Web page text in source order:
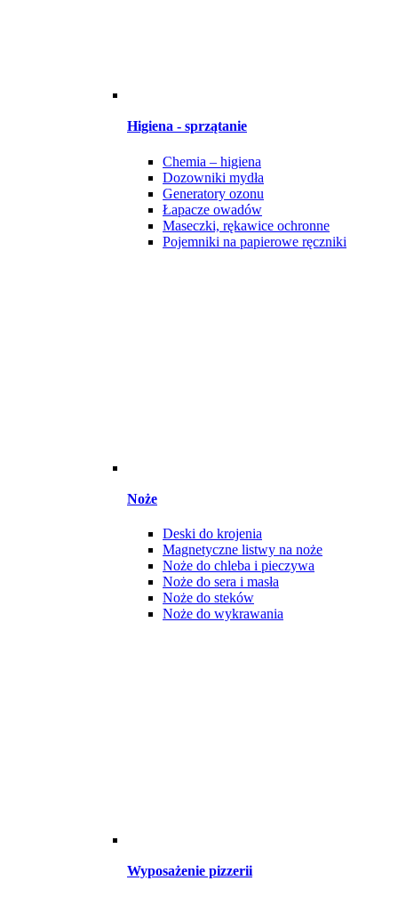
Higiena - sprzątanie
Chemia – higiena
Dozowniki mydła
Generatory ozonu
Łapacze owadów
Maseczki, rękawice ochronne
Pojemniki na papierowe ręczniki
Noże
Deski do krojenia
Magnetyczne listwy na noże
Noże do chleba i pieczywa
Noże do sera i masła
Noże do steków
Noże do wykrawania
Wyposażenie pizzerii